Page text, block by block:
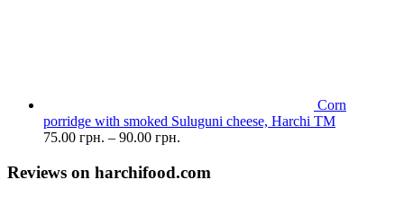
Corn
porridge with smoked Suluguni cheese, Harchi TM
75.00 грн. – 90.00 грн.
Reviews on harchifood.com